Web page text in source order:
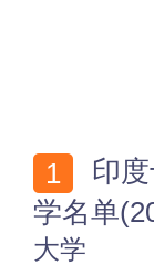
学名单
大学